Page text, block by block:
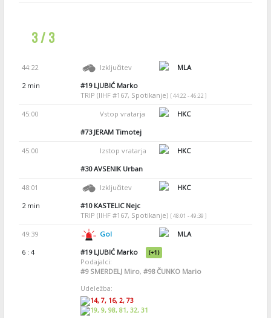
3 / 3
44:22 Izključitev
MLA
2 min
#19LJUBIĆ Marko
TRIP (IIHF #167, Spotikanje) [ 44:22 - 46:22 ]
45:00 Vstop vratarja
HKC
#73JERAM Timotej
45:00 Izstop vratarja
HKC
#30AVSENIK Urban
48:01 Izključitev
HKC
2 min
#10KASTELIC Nejc
TRIP (IIHF #167, Spotikanje) [ 48:01 - 49:39 ]
49:39 Gol
MLA
6 : 4
#19LJUBIĆ Marko (+1)
Podajalci:
#9SMERDELJ Miro, #98ČUNKO Mario
Udeležba:
14, 7, 16, 2, 73
19, 9, 98, 81, 32, 31